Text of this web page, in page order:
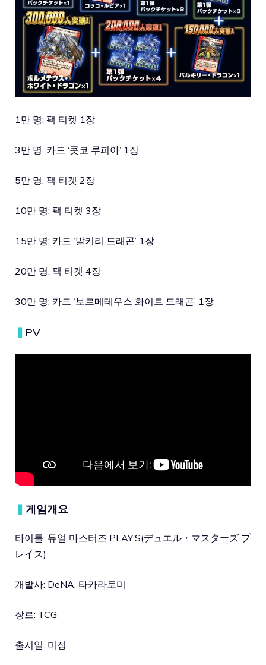
1만 명: 팩 티켓 1장
3만 명: 카드 ‘콧코 루피아’ 1장
5만 명: 팩 티켓 2장
10만 명: 팩 티켓 3장
15만 명: 카드 ‘발키리 드래곤’ 1장
20만 명: 팩 티켓 4장
30만 명: 카드 ‘보르메테우스 화이트 드래곤’ 1장
▍ PV
▍ 게임개요
타이틀: 듀얼 마스터즈 PLAY’S(デュエル・マスターズ プ
レイス)
개발사: DeNA, 타카라토미
장르: TCG
출시일: 미정